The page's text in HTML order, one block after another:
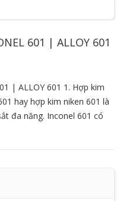
601 | ALLOY 601
| ALLOY 601 1. Hợp kim
hay hợp kim niken 601 là
đa năng. Inconel 601 có